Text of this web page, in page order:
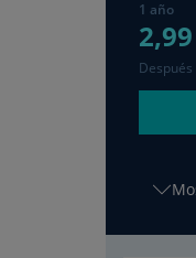
1 año
2,99
Después